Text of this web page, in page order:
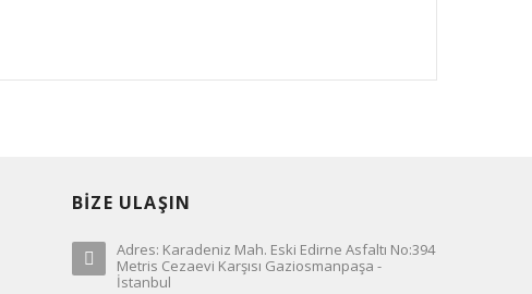
BİZE ULAŞIN
Adres: Karadeniz Mah. Eski Edirne Asfaltı No:394
Metris Cezaevi Karşısı Gaziosmanpaşa -
İstanbul